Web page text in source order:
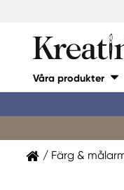
Våra produkter
Färg &